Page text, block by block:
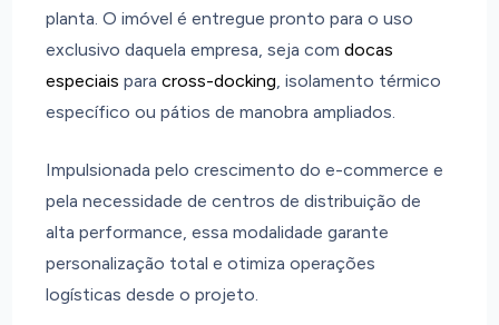
planta. O imóvel é entregue pronto para o uso
exclusivo daquela empresa, seja comdocas
especiais paracross-docking, isolamento térmico
específico ou pátios de manobra ampliados.
Impulsionada pelo crescimento do e-commerce e
pela necessidade de centros de distribuição de
alta performance, essa modalidade garante
personalização total e otimiza operações
logísticas desde o projeto.